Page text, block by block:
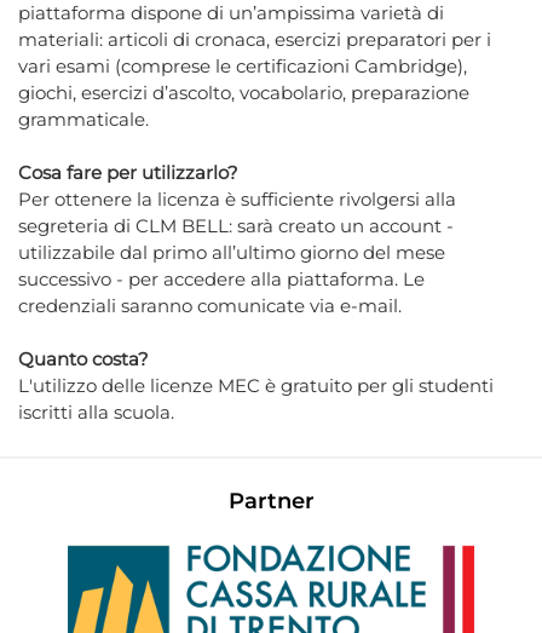
piattaforma dispone di un’ampissima varietà di
materiali: articoli di cronaca, esercizi preparatori per i
vari esami (comprese le certificazioni Cambridge),
giochi, esercizi d’ascolto, vocabolario, preparazione
grammaticale.
Cosa fare per utilizzarlo?
Per ottenere la licenza è sufficiente rivolgersi alla
segreteria di CLM BELL: sarà creato un account -
utilizzabile dal primo all’ultimo giorno del mese
successivo - per accedere alla piattaforma. Le
credenziali saranno comunicate via e-mail.
Quanto costa?
L'utilizzo delle licenze MEC è gratuito per gli studenti
iscritti alla scuola.
Partner